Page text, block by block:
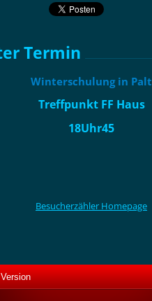
Termin
Winterschulung in Palt
Treffpunkt FF Haus
18Uhr45
Besucherzähler Homepage